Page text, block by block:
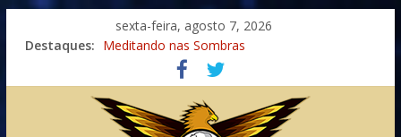
sexta-feira, agosto 7, 2026
Destaques: Meditando nas Sombras
Autosuficiência: A Jornada do Espírito Ancestral
Xamanismo Universal
Totens – Caminho Espiritual – Crescimento
Imaginação na Cura